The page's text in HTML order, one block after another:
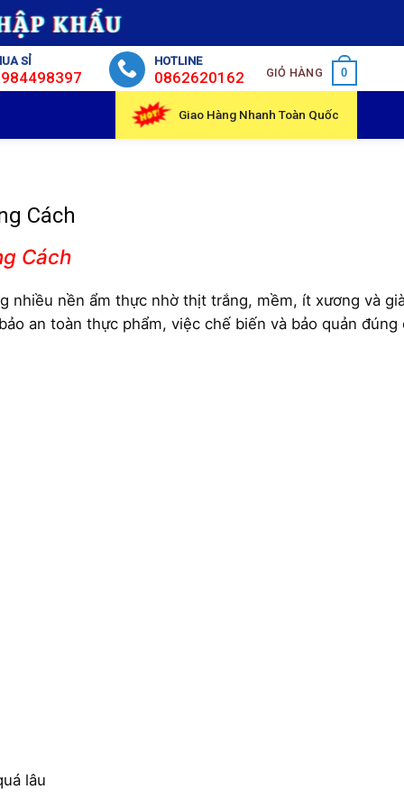
SỈ HOTLINE
0862620162 GIỎ HÀNG 0
Giao Hàng Nhanh Toàn Quốc
Cách
Cách
nhiều nền ẩm thực nhờ thịt trắng, mềm, ít xương và
an toàn thực phẩm, việc chế biến và bảo quản đúng
lâu